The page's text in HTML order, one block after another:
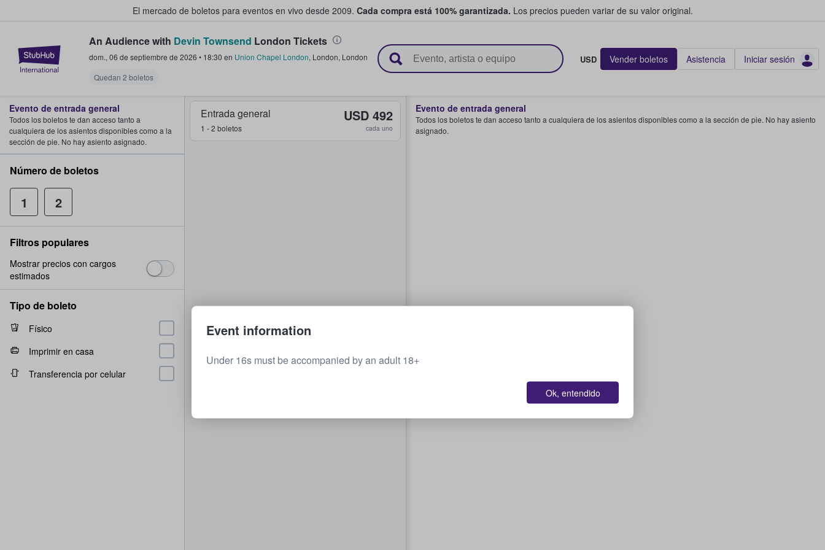
El mercado de boletos para eventos en vivo desde 2009. Cada compra está 100% garantizada. Los precios pueden variar de su valor original.
StubHub: donde los fans compran y venden boletos
An Audience with Devin Townsend London Tickets
dom., 06 de septiembre de 2026 • 18:30 en Union Chapel London, London, London
Quedan 2 boletos
USD Vender boletos Asistencia Iniciar sesión
Entrada general
1 - 2 boletos
USD 492
cada uno
Evento de entrada general
Todos los boletos te dan acceso tanto a cualquiera de los asientos disponibles como a la sección de pie. No hay asiento
asignado.
Evento de entrada general
Todos los boletos te dan acceso tanto a
cualquiera de los asientos disponibles como a la
sección de pie. No hay asiento asignado.
Número de boletos
1 2
Filtros populares
Mostrar precios con cargos
estimados
Tipo de boleto
Físico
Imprimir en casa
Transferencia por celular
Event information
Under 16s must be accompanied by an adult 18+
Ok, entendido